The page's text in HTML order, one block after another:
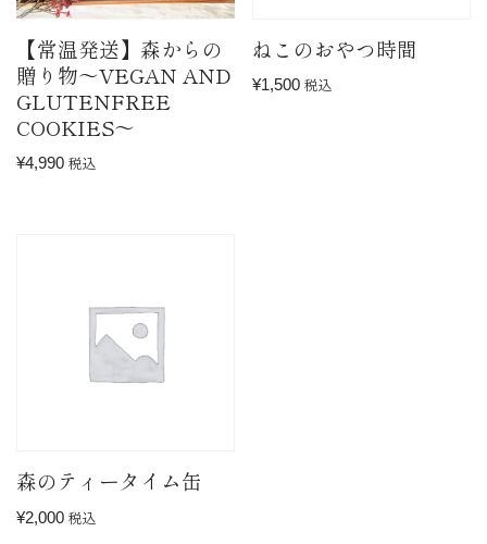
【常温発送】森からの
贈り物〜VEGAN AND
GLUTENFREE
COOKIES〜
¥4,990 税込
ねこのおやつ時間
¥1,500 税込
森のティータイム缶
¥2,000 税込